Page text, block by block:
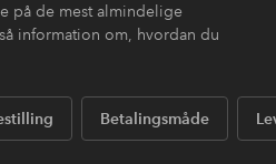
på de mest almindelige
information om, hvordan du
Betalingsmåde